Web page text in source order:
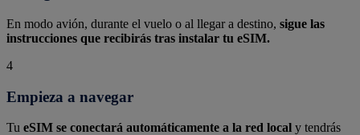
En modo avión, durante el vuelo o al llegar a destino, sigue las
instrucciones que recibirás tras instalar tu eSIM.
4
Empieza a navegar
Tu eSIM se conectará automáticamente a la red local y tendrás